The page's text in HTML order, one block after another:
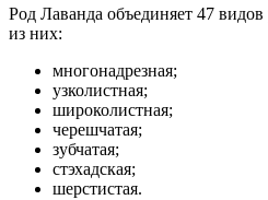
Род Лаванда объединяет 47
из них:
многонадрезная;
узколистная;
широколистная;
черешчатая;
зубчатая;
стэхадская;
шерстистая.